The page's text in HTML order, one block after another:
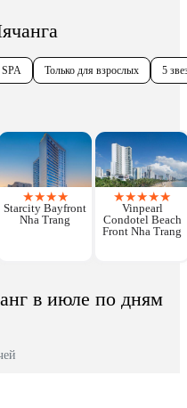
Только для взрослых 5
★★★★
Starcity Bayfront
Nha Trang
★★★★★
Vinpearl
Condotel Beach
Front Nha Trang
в июле по дням